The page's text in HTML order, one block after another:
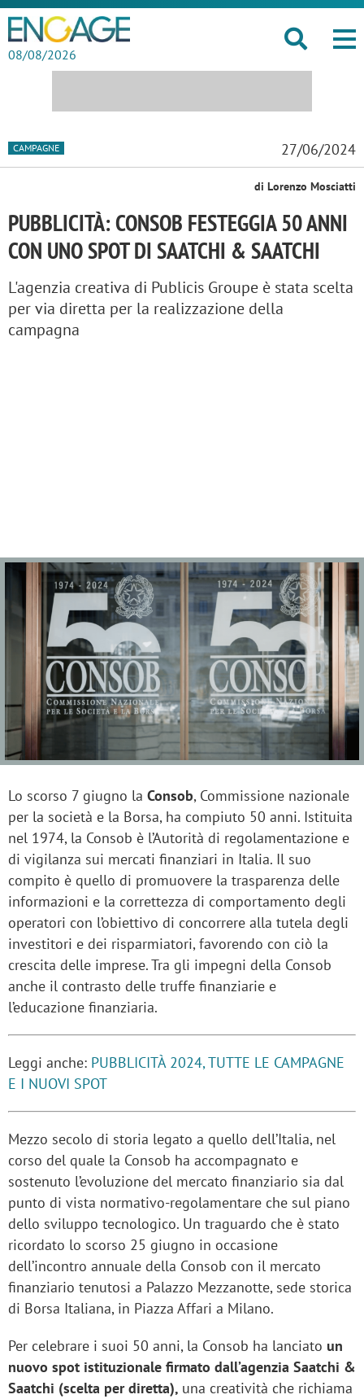
08/08/2026
CAMPAGNE 27/06/2024
di Lorenzo Mosciatti
PUBBLICITÀ: CONSOB FESTEGGIA 50 ANNI
CON UNO SPOT DI SAATCHI & SAATCHI
L'agenzia creativa di Publicis Groupe è stata scelta
per via diretta per la realizzazione della
campagna
Lo scorso 7 giugno la Consob, Commissione nazionale
per la società e la Borsa, ha compiuto 50 anni. Istituita
nel 1974, la Consob è l’Autorità di regolamentazione e
di vigilanza sui mercati finanziari in Italia. Il suo
compito è quello di promuovere la trasparenza delle
informazioni e la correttezza di comportamento degli
operatori con l’obiettivo di concorrere alla tutela degli
investitori e dei risparmiatori, favorendo con ciò la
crescita delle imprese. Tra gli impegni della Consob
anche il contrasto delle truffe finanziarie e
l’educazione finanziaria.
Leggi anche: PUBBLICITÀ 2024, TUTTE LE CAMPAGNE
E I NUOVI SPOT
Mezzo secolo di storia legato a quello dell’Italia, nel
corso del quale la Consob ha accompagnato e
sostenuto l’evoluzione del mercato finanziario sia dal
punto di vista normativo-regolamentare che sul piano
dello sviluppo tecnologico. Un traguardo che è stato
ricordato lo scorso 25 giugno in occasione
dell’incontro annuale della Consob con il mercato
finanziario tenutosi a Palazzo Mezzanotte, sede storica
di Borsa Italiana, in Piazza Affari a Milano.
Per celebrare i suoi 50 anni, la Consob ha lanciato un
nuovo spot istituzionale firmato dall’agenzia Saatchi &
Saatchi (scelta per diretta), una creatività che richiama